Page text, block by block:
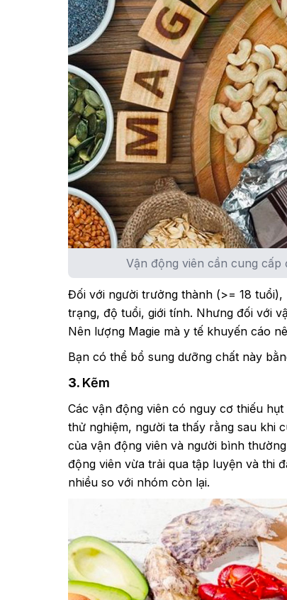
Vận động viên cần cung
Đối với người trưởng thành (>= 18 tuổi),
trạng, độ tuổi, giới tính. Nhưng đối với
Nên lượng Magie mà y tế khuyến cáo
Bạn có thể bổ sung dưỡng chất này
3. Kẽm
Các vận động viên có nguy cơ thiếu
thử nghiệm, người ta thấy rằng sau khi
của vận động viên và người bình
động viên vừa trải qua tập luyện và thi
nhiều so với nhóm còn lại.